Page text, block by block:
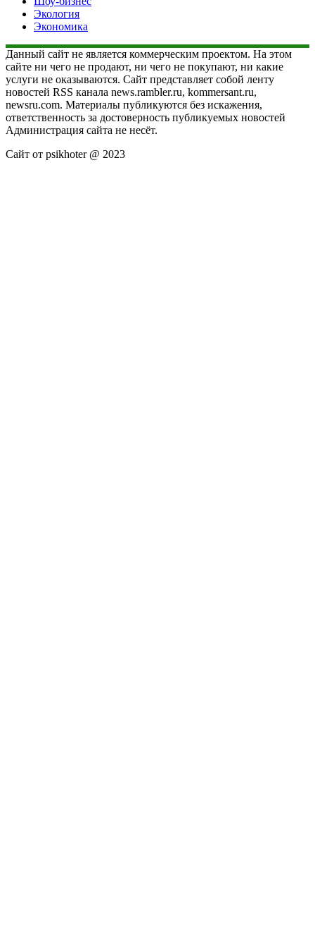
Экология
Экономика
Данный сайт не является коммерческим проектом. На этом
сайте ни чего не продают, ни чего не покупают, ни какие
услуги не оказываются. Сайт представляет собой ленту
новостей RSS канала news.rambler.ru, kommersant.ru,
newsru.com. Материалы публикуются без искажения,
ответственность за достоверность публикуемых новостей
Администрация сайта не несёт.
Сайт от psikhoter @ 2023